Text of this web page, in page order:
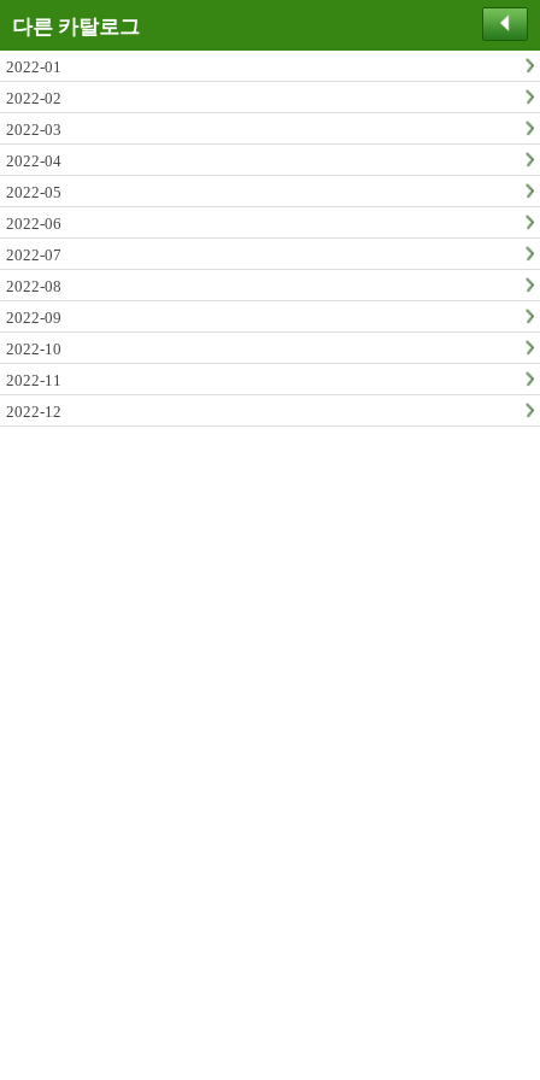
다른 카탈로그
2022-01
2022-02
2022-03
2022-04
2022-05
2022-06
2022-07
2022-08
2022-09
2022-10
2022-11
2022-12